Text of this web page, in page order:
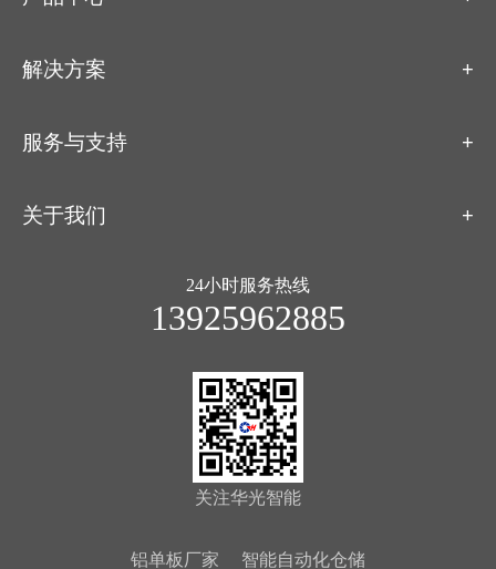
解决方案
服务与支持
关于我们
24小时服务热线
13925962885
关注华光智能
铝单板厂家 智能自动化仓储